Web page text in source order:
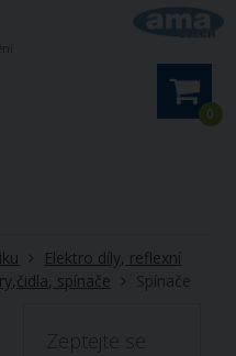
0
Elektro díly, reflexní
spínače Spínače
Zeptejte se